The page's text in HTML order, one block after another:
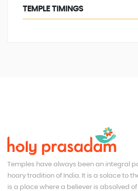
TEMPLE TIMINGS
Temples have always been an integral
hoary tradition of India. It is a solace to
is a place where a believer is absolved